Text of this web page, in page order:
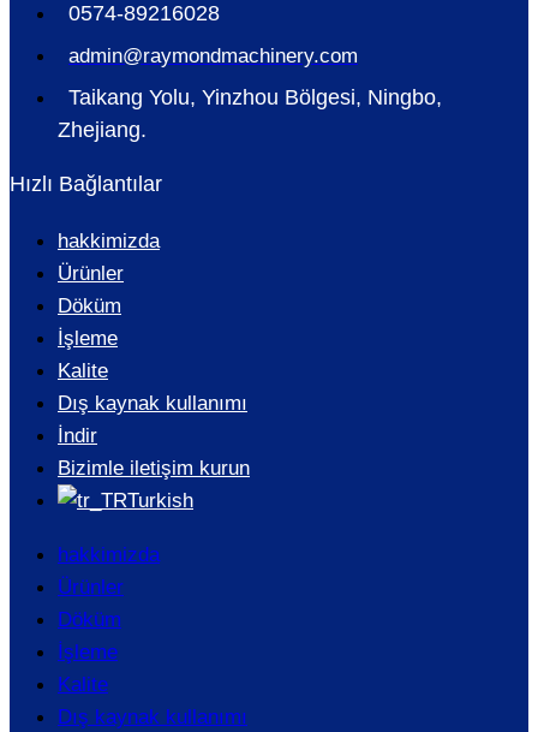
0574-89216028
admin@raymondmachinery.com
Taikang Yolu, Yinzhou Bölgesi, Ningbo,
Zhejiang.
Hızlı Bağlantılar
hakkimizda
Ürünler
Döküm
İşleme
Kalite
Dış kaynak kullanımı
İndir
Bizimle iletişim kurun
Turkish
hakkimizda
Ürünler
Döküm
İşleme
Kalite
Dış kaynak kullanımı